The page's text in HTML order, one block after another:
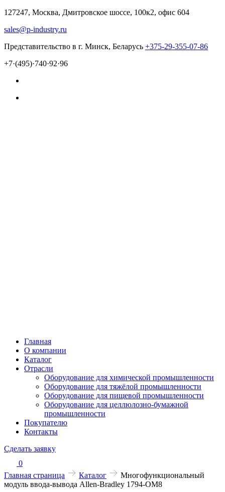
127247, Москва, Дмитровское шоссе, 100к2, офис 604
sales@p-industry.ru
Представительство в г. Минск, Беларусь +375-29-355-07-86
+7·(495)·740·92·96
Главная
О компании
Каталог
Отрасли
Оборудование для химической промышленности
Оборудование для тяжёлой промышленности
Оборудование для пищевой промышленности
Оборудование для целлюлозно-бумажной
промышленности
Покупателю
Контакты
Сделать заявку
0
Главная страница
Каталог
Многофункциональный
модуль ввода-вывода Allen-Bradley 1794-OM8